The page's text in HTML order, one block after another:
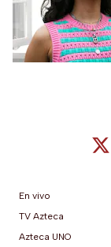
En vivo
TV Azteca
Azteca UNO